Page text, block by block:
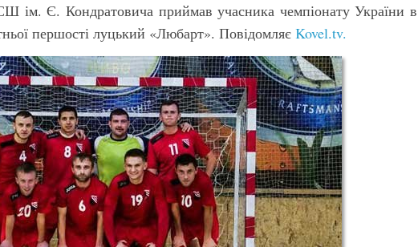
ім. Є. Кондратовича приймав учасника чемпіонату України в
першості луцький «Любарт». ПовідомляєKovel.tv.